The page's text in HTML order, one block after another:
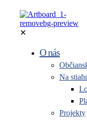
✕
O nás
Na
Projekty